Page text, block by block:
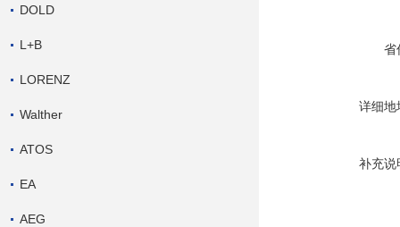
DOLD
L+B
LORENZ
Walther
ATOS
EA
AEG
省
详细地
补充说